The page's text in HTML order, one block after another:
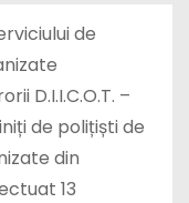
de
D.I.I.C.O.T. –
de polițiști de
din
13